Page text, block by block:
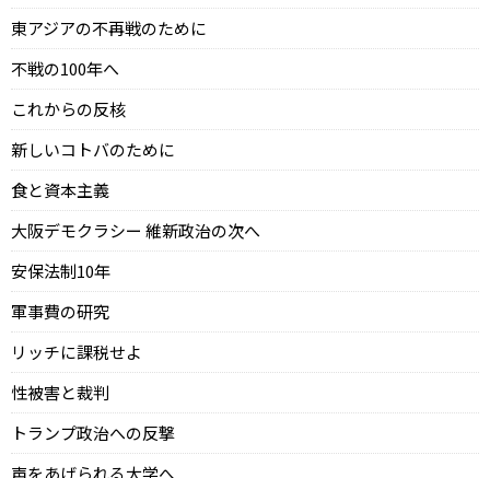
東アジアの不再戦のために
不戦の100年へ
これからの反核
新しいコトバのために
食と資本主義
大阪デモクラシー 維新政治の次へ
安保法制10年
軍事費の研究
リッチに課税せよ
性被害と裁判
トランプ政治への反撃
声をあげられる大学へ